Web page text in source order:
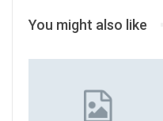
You might also like